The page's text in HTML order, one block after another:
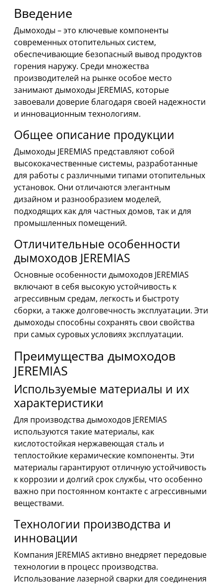
Введение
Дымоходы – это ключевые компоненты
современных отопительных систем,
обеспечивающие безопасный вывод продуктов
горения наружу. Среди множества
производителей на рынке особое место
занимают дымоходы JEREMIAS, которые
завоевали доверие благодаря своей надежности
и инновационным технологиям.
Общее описание продукции
Дымоходы JEREMIAS представляют собой
высококачественные системы, разработанные
для работы с различными типами отопительных
установок. Они отличаются элегантным
дизайном и разнообразием моделей,
подходящих как для частных домов, так и для
промышленных помещений.
Отличительные особенности
дымоходов JEREMIAS
Основные особенности дымоходов JEREMIAS
включают в себя высокую устойчивость к
агрессивным средам, легкость и быстроту
сборки, а также долговечность эксплуатации. Эти
дымоходы способны сохранять свои свойства
при самых суровых условиях эксплуатации.
Преимущества дымоходов
JEREMIAS
Используемые материалы и их
характеристики
Для производства дымоходов JEREMIAS
используются такие материалы, как
кислотостойкая нержавеющая сталь и
теплостойкие керамические компоненты. Эти
материалы гарантируют отличную устойчивость
к коррозии и долгий срок службы, что особенно
важно при постоянном контакте с агрессивными
веществами.
Технологии производства и
инновации
Компания JEREMIAS активно внедряет передовые
технологии в процесс производства.
Использование лазерной сварки для соединения